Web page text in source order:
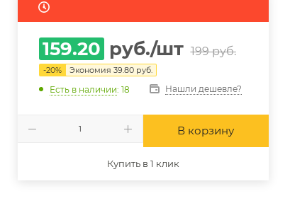
159.20 руб./шт 199руб.
-20% Экономия 39.80руб.
Есть в наличии: 18 Нашли дешевле?
В корзину
Купить в 1 клик